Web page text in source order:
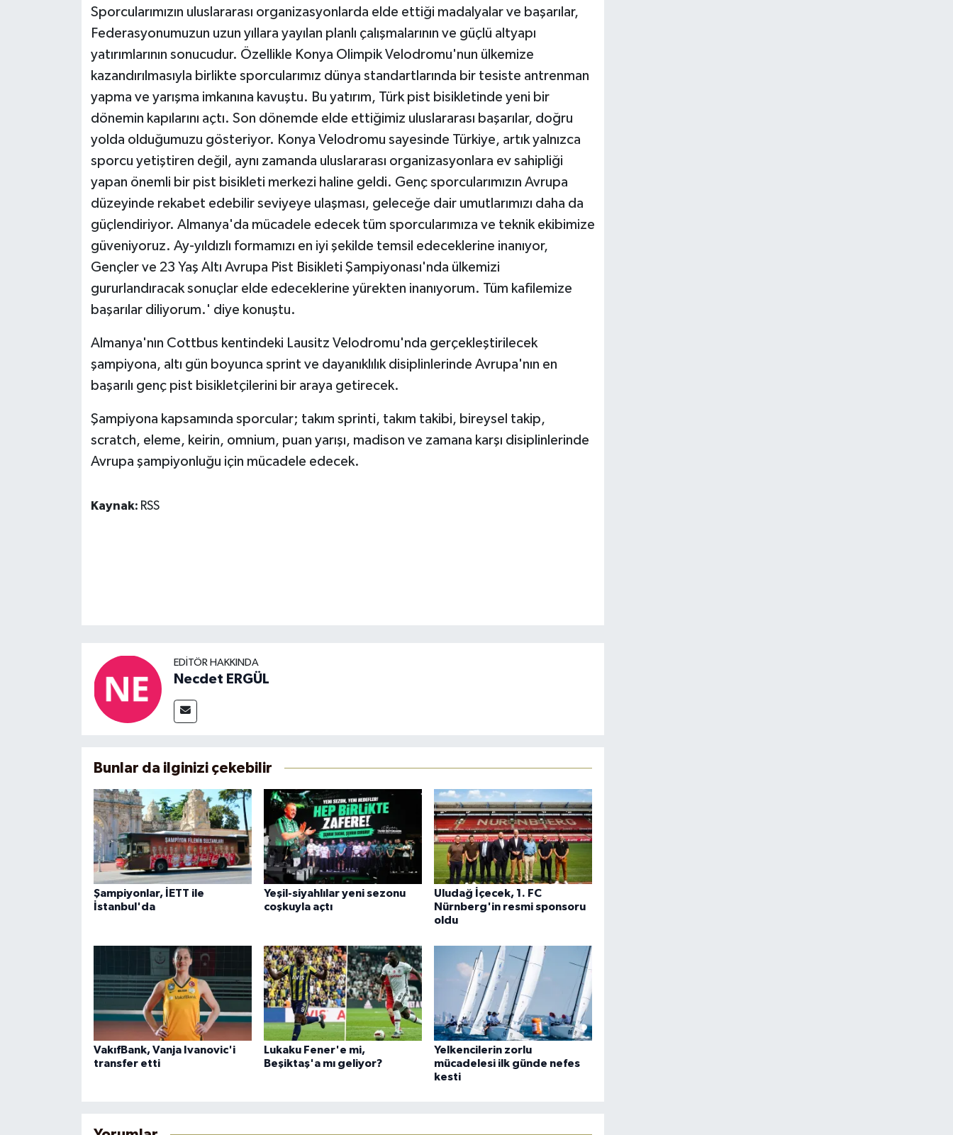
Sporcularımızın uluslararası organizasyonlarda elde ettiği madalyalar ve başarılar,
Federasyonumuzun uzun yıllara yayılan planlı çalışmalarının ve güçlü altyapı
yatırımlarının sonucudur. Özellikle Konya Olimpik Velodromu'nun ülkemize
kazandırılmasıyla birlikte sporcularımız dünya standartlarında bir tesiste antrenman
yapma ve yarışma imkanına kavuştu. Bu yatırım, Türk pist bisikletinde yeni bir
dönemin kapılarını açtı. Son dönemde elde ettiğimiz uluslararası başarılar, doğru
yolda olduğumuzu gösteriyor. Konya Velodromu sayesinde Türkiye, artık yalnızca
sporcu yetiştiren değil, aynı zamanda uluslararası organizasyonlara ev sahipliği
yapan önemli bir pist bisikleti merkezi haline geldi. Genç sporcularımızın Avrupa
düzeyinde rekabet edebilir seviyeye ulaşması, geleceğe dair umutlarımızı daha da
güçlendiriyor. Almanya'da mücadele edecek tüm sporcularımıza ve teknik ekibimize
güveniyoruz. Ay-yıldızlı formamızı en iyi şekilde temsil edeceklerine inanıyor,
Gençler ve 23 Yaş Altı Avrupa Pist Bisikleti Şampiyonası'nda ülkemizi
gururlandıracak sonuçlar elde edeceklerine yürekten inanıyorum. Tüm kafilemize
başarılar diliyorum.' diye konuştu.
Almanya'nın Cottbus kentindeki Lausitz Velodromu'nda gerçekleştirilecek
şampiyona, altı gün boyunca sprint ve dayanıklılık disiplinlerinde Avrupa'nın en
başarılı genç pist bisikletçilerini bir araya getirecek.
Şampiyona kapsamında sporcular; takım sprinti, takım takibi, bireysel takip,
scratch, eleme, keirin, omnium, puan yarışı, madison ve zamana karşı disiplinlerinde
Avrupa şampiyonluğu için mücadele edecek.
Kaynak: RSS
EDITÖR HAKKINDA
Necdet ERGÜL
Bunlar da ilginizi çekebilir
Şampiyonlar, İETT ile
İstanbul'da
Yeşil-siyahlılar yeni sezonu
coşkuyla açtı
Uludağ İçecek, 1. FC
Nürnberg'in resmi sponsoru
oldu
VakıfBank, Vanja Ivanovic'i
transfer etti
Lukaku Fener'e mi,
Beşiktaş'a mı geliyor?
Yelkencilerin zorlu
mücadelesi ilk günde nefes
kesti